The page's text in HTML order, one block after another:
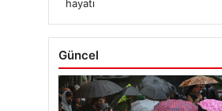
hayatı
Güncel